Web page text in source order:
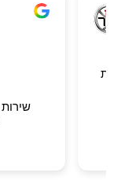
שירות מהיר